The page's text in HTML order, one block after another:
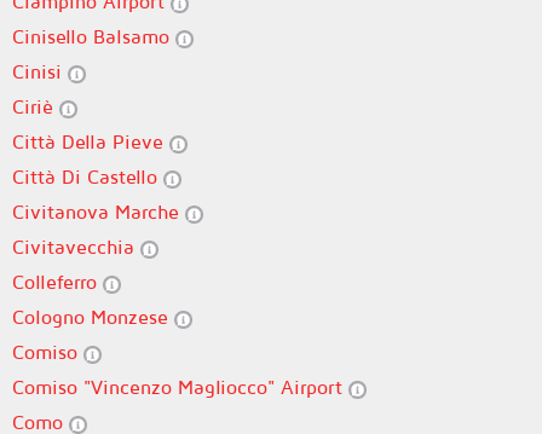
Cinisello Balsamo
Cinisi
Ciriè
Città Della Pieve
Città Di Castello
Civitanova Marche
Civitavecchia
Colleferro
Cologno Monzese
Comiso
Comiso "Vincenzo Magliocco" Airport
Como